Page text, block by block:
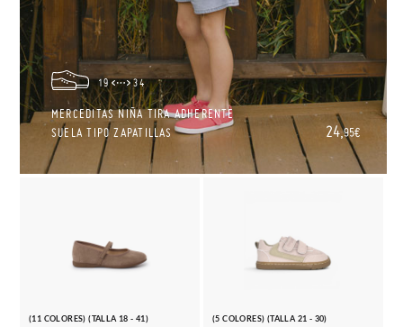
19 34
MERCEDITAS NIÑA TIRA ADHERENTE
SUELA TIPO ZAPATILLAS
24,95€
(11 COLORES) (TALLA 18 - 41) (5 COLORES) (TALLA 21 - 30)